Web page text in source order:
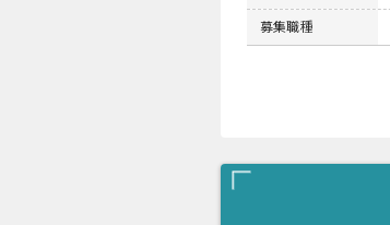
募集職種